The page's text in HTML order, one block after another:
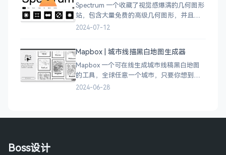
Spectrum 一个收藏了视觉感爆满的几何图形
站，包含大量免费的高级几何图形，并且每
周都会更新 100 个几何图案，不断的完善能
2024-07-12
Mapbox | 城市线描黑白地图生成器
Mapbox 一个可在线生成城市线稿黑白地图
的工具，全球任意一个城市，只要你想到的
城市，直接搜索城市名称，自动生成该城市
2024-06-28
Boss设计